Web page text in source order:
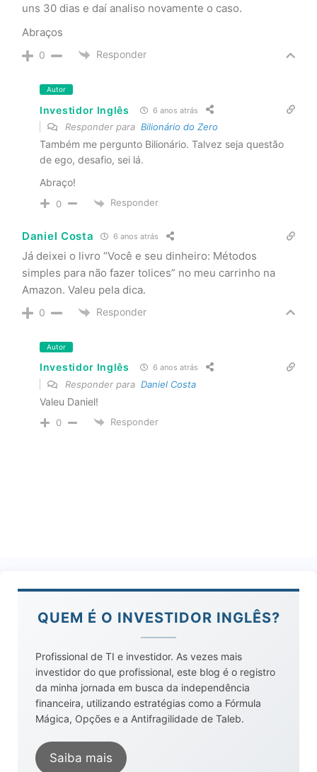
uns 30 dias e daí analiso novamente o caso.
Abraços
0 Responder
Autor
Investidor Inglês 6 anos atrás
Responder para Bilionário do Zero
Também me pergunto Bilionário. Talvez seja questão
de ego, desafio, sei lá.
Abraço!
0 Responder
Daniel Costa 6 anos atrás
Já deixei o livro “Você e seu dinheiro: Métodos
simples para não fazer tolices” no meu carrinho na
Amazon. Valeu pela dica.
0 Responder
Autor
Investidor Inglês 6 anos atrás
Responder para Daniel Costa
Valeu Daniel!
0 Responder
QUEM É O INVESTIDOR INGLÊS?
Profissional de TI e investidor. As vezes mais
investidor do que profissional, este blog é o registro
da minha jornada em busca da independência
financeira, utilizando estratégias como a Fórmula
Mágica, Opções e a Antifragilidade de Taleb.
Saiba mais